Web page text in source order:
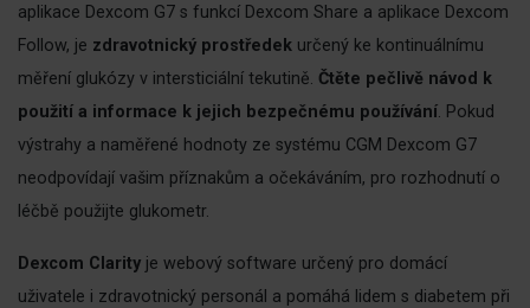
aplikace Dexcom G7 s funkcí Dexcom Share a aplikace Dexcom
Follow, je zdravotnický prostředek určený ke kontinuálnímu
měření glukózy v intersticiální tekutině. Čtěte pečlivě návod k
použití a informace k jejich bezpečnému používání. Pokud
výstrahy a naměřené hodnoty ze systému CGM Dexcom G7
neodpovídají vašim příznakům a očekáváním, pro rozhodnutí o
léčbě použijte glukometr.
Dexcom Clarity je webový software určený pro domácí
uživatele i zdravotnický personál a pomáhá lidem s diabetem při